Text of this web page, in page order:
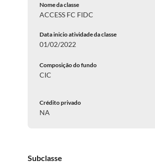
Nome da classe
ACCESS FC FIDC
Data inicio atividade da classe
01/02/2022
Composição do fundo
CIC
Crédito privado
NA
Subclasse